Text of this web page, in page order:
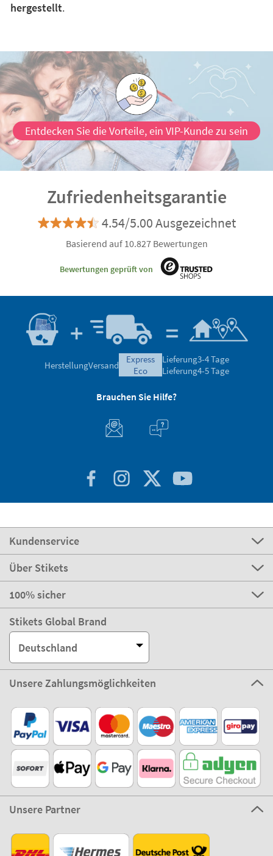
hergestellt.
Entdecken Sie die Vorteile, ein VIP-Kunde zu sein
Zufriedenheitsgarantie
4.54/5.00 Ausgezeichnet
Basierend auf 10.827 Bewertungen
Bewertungen geprüft von
HerstellungVersand
express
eco
Lieferung3-4 Tage
Lieferung4-5 Tage
Brauchen Sie Hilfe?
Kundenservice
Über Stikets
100% sicher
Stikets Global Brand
Deutschland
Unsere Zahlungsmöglichkeiten
Unsere Partner